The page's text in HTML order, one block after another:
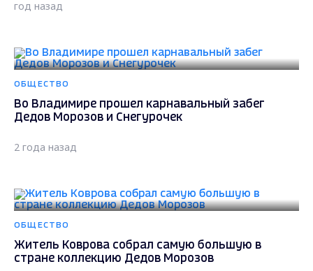
год назад
ОБЩЕСТВО
Во Владимире прошел карнавальный забег
Дедов Морозов и Снегурочек
2 года назад
ОБЩЕСТВО
Житель Коврова собрал самую большую в
стране коллекцию Дедов Морозов